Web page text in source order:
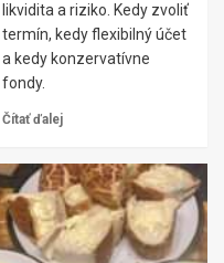
likvidita a riziko. Kedy zvoliť
termín, kedy flexibilný účet
a kedy konzervatívne
fondy.
Čítať ďalej